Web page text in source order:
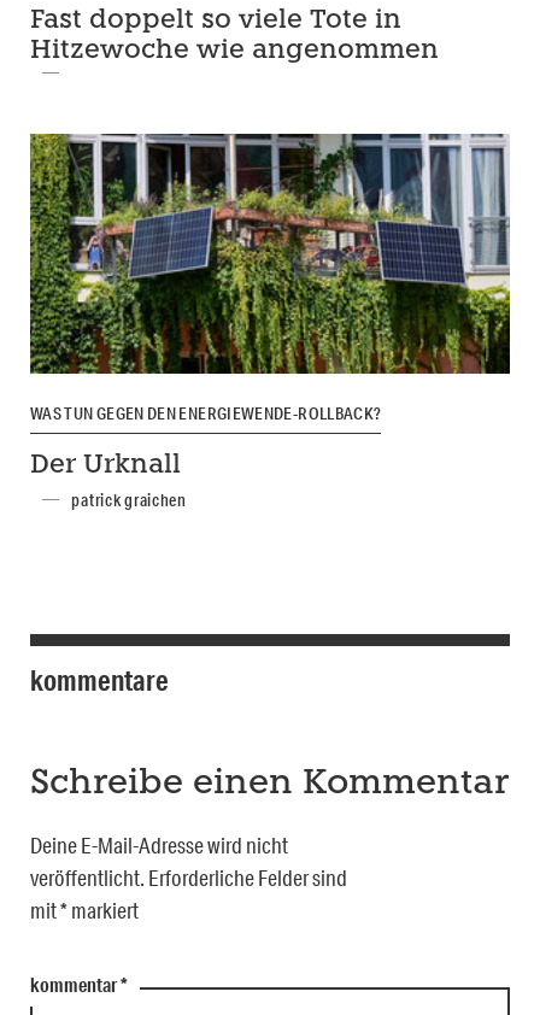
Fast doppelt so viele Tote in
Hitzewoche wie angenommen
WAS TUN GEGEN DEN ENERGIEWENDE-ROLLBACK?
Der Urknall
patrick graichen
kommentare
Schreibe einen Kommentar
Deine E-Mail-Adresse wird nicht
veröffentlicht. Erforderliche Felder sind
mit*markiert
kommentar*